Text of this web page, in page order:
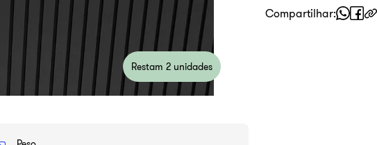
Restam 2 unidades
Compartilhar